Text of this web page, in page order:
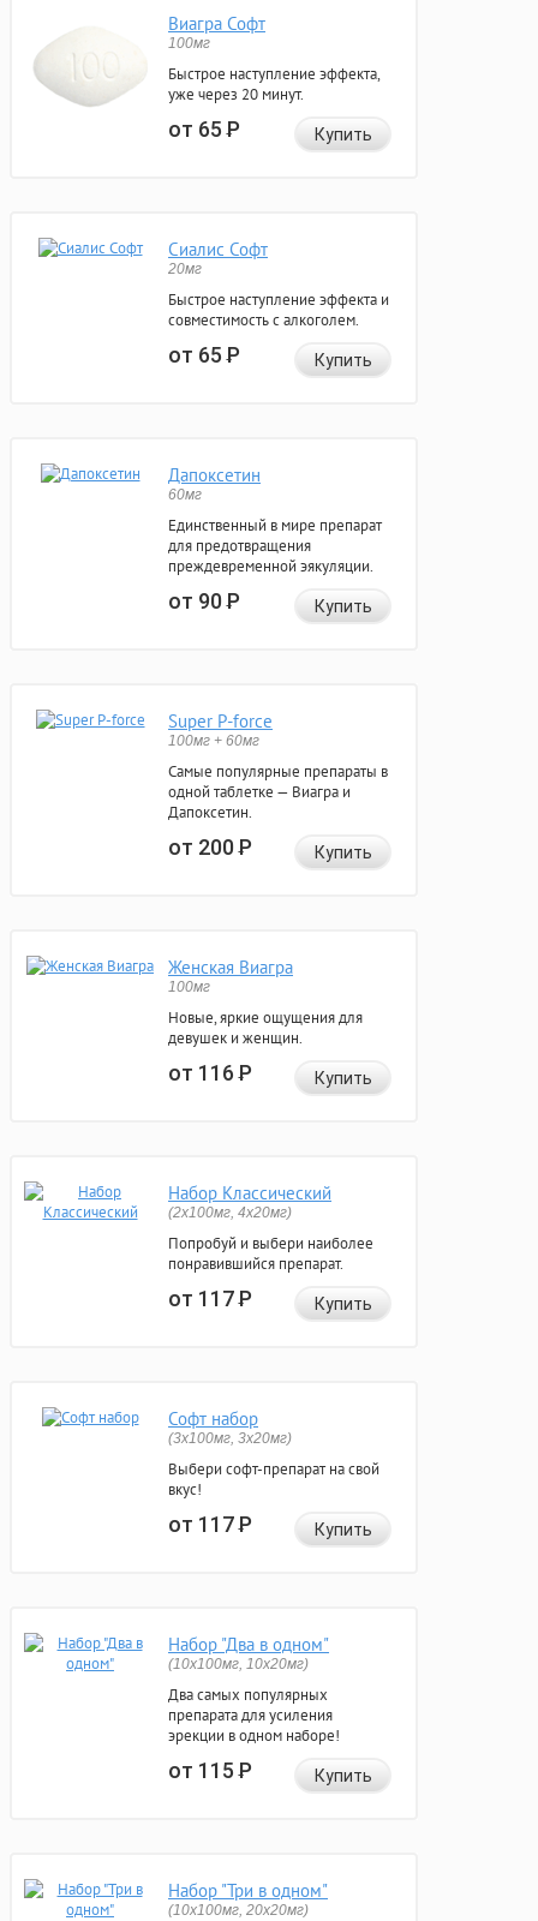
Виагра Софт
100мг
Быстрое наступление эффекта,
уже через 20 минут.
от 65Р Купить
Сиалис Софт
20мг
Быстрое наступление эффекта и
совместимость с алкоголем.
от 65Р Купить
Дапоксетин
60мг
Единственный в мире препарат
для предотвращения
преждевременной эякуляции.
от 90Р Купить
Super P-force
100мг + 60мг
Самые популярные препараты в
одной таблетке — Виагра и
Дапоксетин.
от 200Р Купить
Женская Виагра
100мг
Новые, яркие ощущения для
девушек и женщин.
от 116Р Купить
Набор Классический
(2x100мг, 4x20мг)
Попробуй и выбери наиболее
понравившийся препарат.
от 117Р Купить
Софт набор
(3x100мг, 3x20мг)
Выбери софт-препарат на свой
вкус!
от 117Р Купить
Набор "Два в одном"
(10x100мг, 10x20мг)
Два самых популярных
препарата для усиления
эрекции в одном наборе!
от 115Р Купить
Набор "Три в одном"
(10x100мг, 20x20мг)